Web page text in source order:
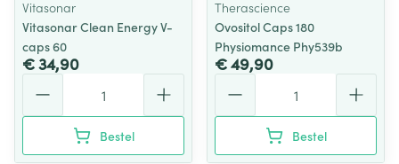
Vitasonar
Vitasonar Clean Energy V-
caps 60
€ 34,90
Bestel
Therascience
Ovositol Caps 180
Physiomance Phy539b
€ 49,90
Bestel